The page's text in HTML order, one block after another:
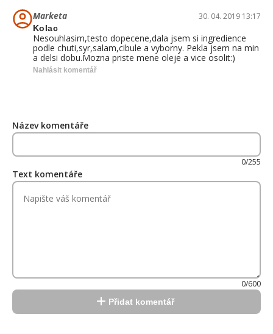
Marketa 30. 04. 2019 13:17
Kolac
Nesouhlasim,testo dopecene,dala jsem si ingredience
podle chuti,syr,salam,cibule a vyborny. Pekla jsem na min
a delsi dobu.Mozna priste mene oleje a vice osolit:)
Nahlásit komentář
Název komentáře
0/255
Text komentáře
0/600
Přidat komentář